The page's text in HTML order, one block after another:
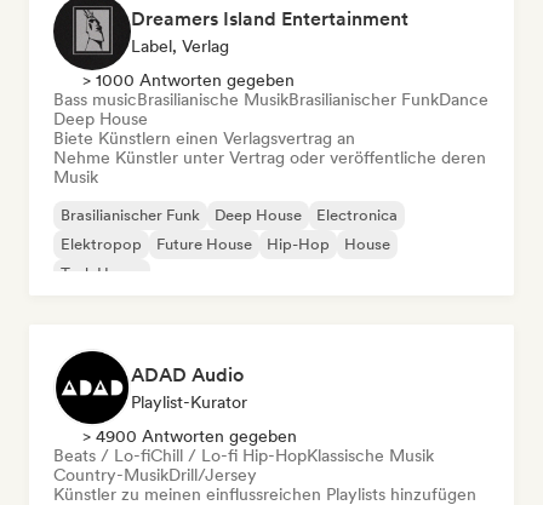
Dreamers Island Entertainment
Label, Verlag
> 1000 Antworten gegeben
Bass musicBrasilianische MusikBrasilianischer FunkDance
Deep House
Biete Künstlern einen Verlagsvertrag an
Nehme Künstler unter Vertrag oder veröffentliche deren
Musik
Brasilianischer Funk Deep House
Electronica
Elektropop
Future House Hip-Hop
House
Tech House
ADAD Audio
Playlist-Kurator
> 4900 Antworten gegeben
Beats / Lo-fiChill / Lo-fi Hip-HopKlassische Musik
Country-MusikDrill/Jersey
Künstler zu meinen einflussreichen Playlists hinzufügen